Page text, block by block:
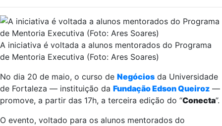
A iniciativa é voltada a alunos mentorados do Programa
de Mentoria Executiva (Foto: Ares Soares)
No dia 20 de maio, o curso de Negócios da Universidade
de Fortaleza — instituição da Fundação Edson Queiroz —
promove, a partir das 17h, a terceira edição do “Conecta”.
O evento, voltado para os alunos mentorados do